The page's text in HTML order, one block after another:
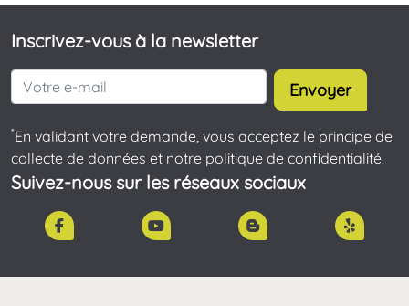
Inscrivez-vous à la newsletter
Envoyer
*En validant votre demande, vous acceptez le principe de
collecte de données et notre politique de confidentialité.
Suivez-nous sur les réseaux sociaux